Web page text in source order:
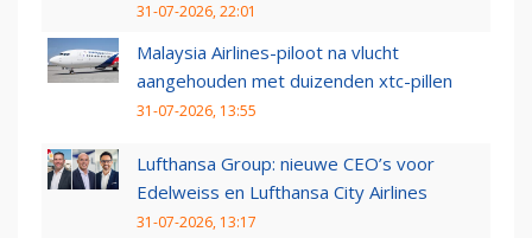
31-07-2026, 22:01
Malaysia Airlines-piloot na vlucht
aangehouden met duizenden xtc-pillen
31-07-2026, 13:55
Lufthansa Group: nieuwe CEO’s voor
Edelweiss en Lufthansa City Airlines
31-07-2026, 13:17